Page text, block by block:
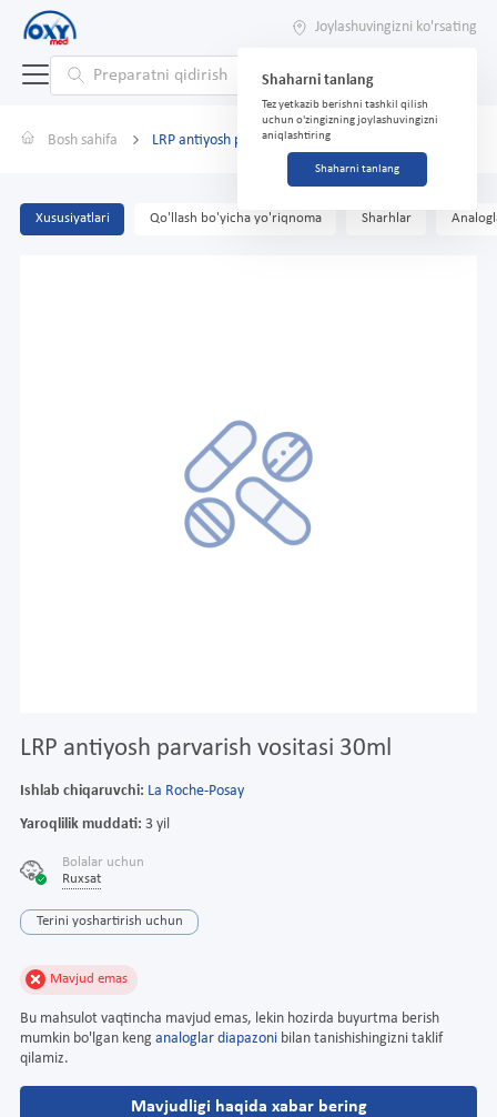
Joylashuvingizni ko'rsating
Shaharni tanlang
Tez yetkazib berishni tashkil qilish
uchun o'zingizning joylashuvingizni
aniqlashtiring
Shaharni tanlang
Bosh sahifa LRP antiyosh parvarish vositasi 30ml
Xususiyatlari Qo'llash bo'yicha yo'riqnoma Sharhlar
LRP antiyosh parvarish vositasi 30ml
Ishlab chiqaruvchi: La Roche-Posay
Yaroqlilik muddati: 3 yil
Bolalar uchun
Ruxsat
Terini yoshartirish uchun
Mavjud emas
Bu mahsulot vaqtincha mavjud emas, lekin hozirda buyurtma berish
mumkin bo'lgan keng analoglar diapazoni bilan tanishishingizni taklif
qilamiz.
Mavjudligi haqida xabar bering